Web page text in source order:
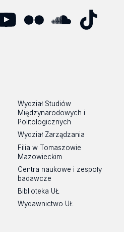
Wydział Studiów
Międzynarodowych i
Politologicznych
Wydział Zarządzania
Filia w Tomaszowie
Mazowieckim
Centra naukowe i zespoły
badawcze
Biblioteka UŁ
Wydawnictwo UŁ